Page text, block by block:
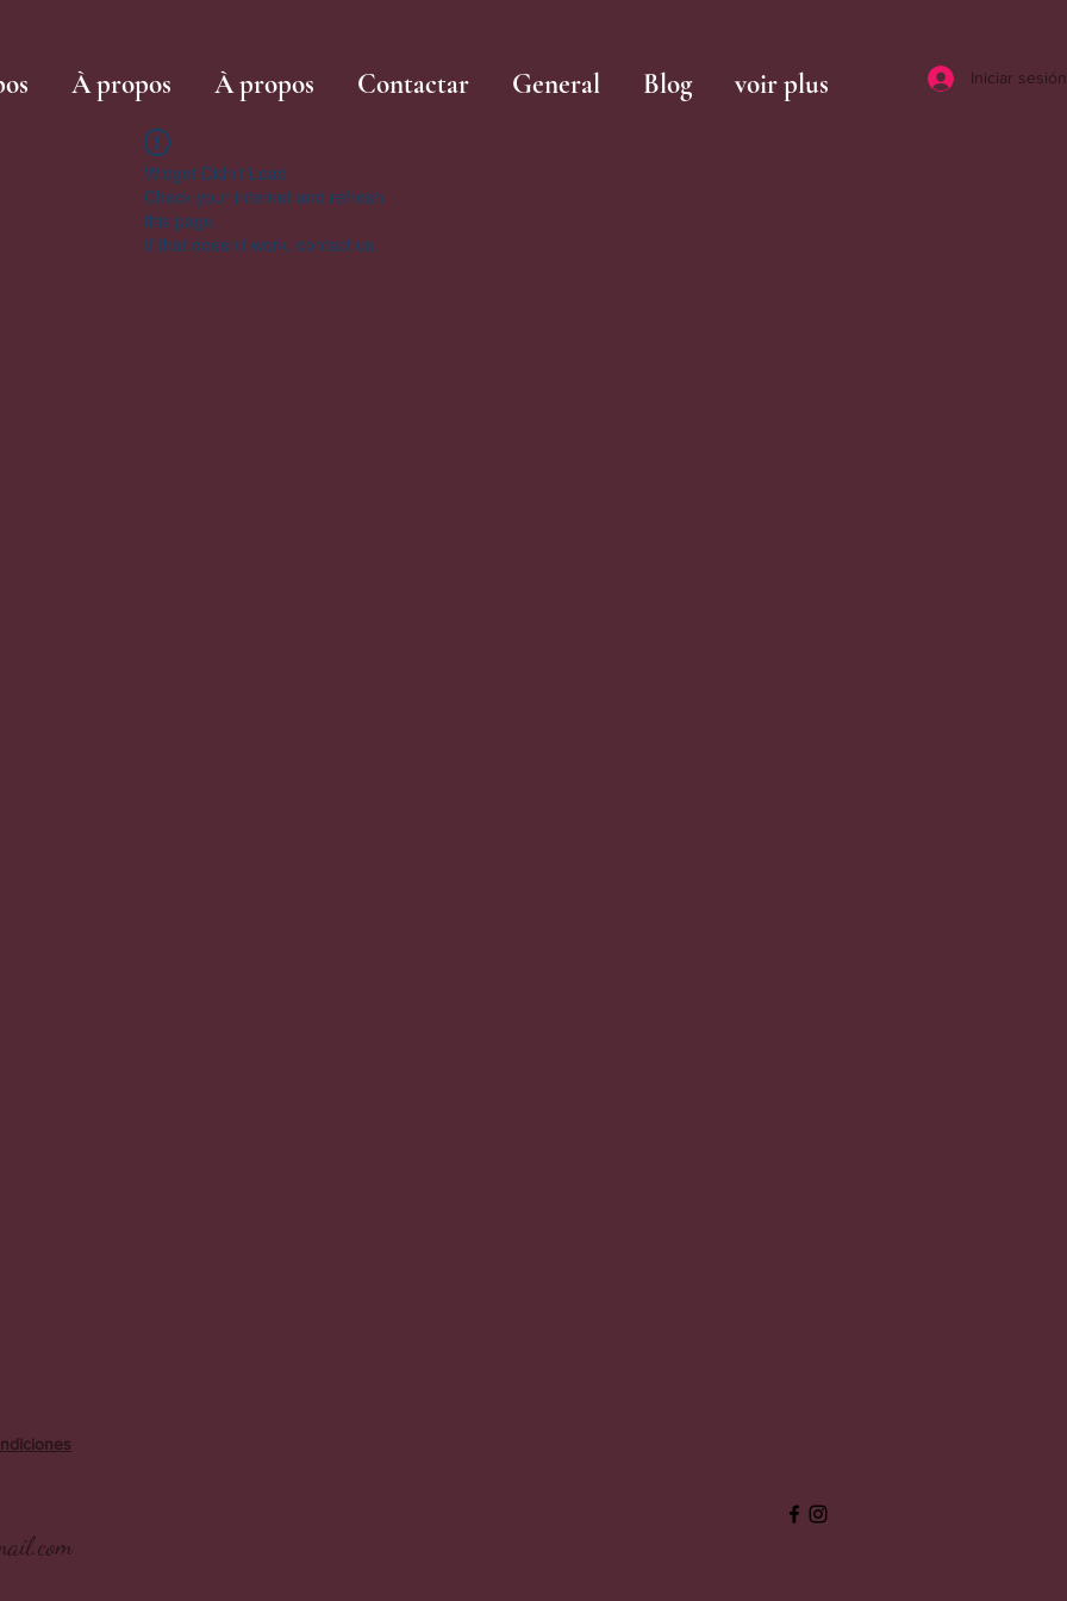
À propos À propos Contactar General Blog voir plus Iniciar sesión
Widget Didn’t Load
Check your internet and refresh
this page.
If that doesn’t work, contact us.